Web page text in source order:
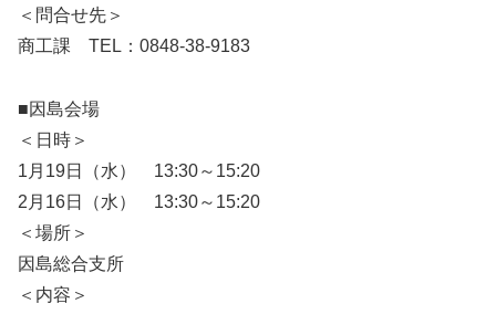
＜問合せ先＞
商工課 TEL：0848-38-9183
■因島会場
＜日時＞
1月19日（水） 13:30～15:20
2月16日（水） 13:30～15:20
＜場所＞
因島総合支所
＜内容＞